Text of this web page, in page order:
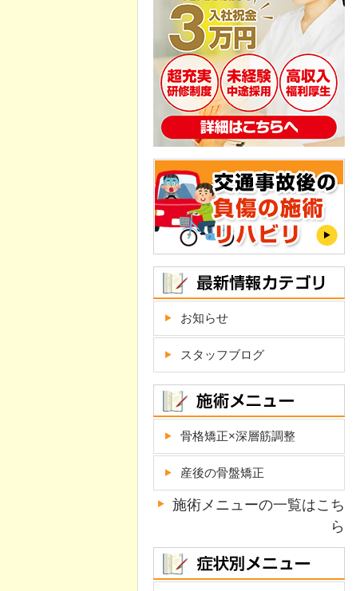
お知らせ
スタッフブログ
骨格矯正×深層筋調整
産後の骨盤矯正
施術メニューの一覧はこち
ら